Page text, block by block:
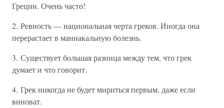
Греции. Очень часто!
2. Ревность — национальная черта греков. Иногда она
перерастает в маниакальную болезнь.
3. Существует большая разница между тем, что грек
думает и что говорит.
4. Грек никогда не будет мириться первым, даже если
виноват.